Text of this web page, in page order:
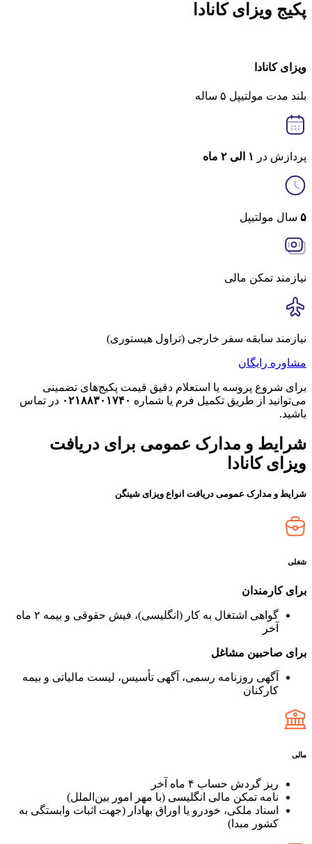
پکیج ویزای کانادا
ویزای کانادا
بلند مدت مولتیپل ۵ ساله
پردازش در ۱ الی ۲ ماه
۵ سال مولتیپل
نیازمند تمکن مالی
نیازمند سابقه سفر خارجی (تراول هیستوری)
مشاوره رایگان
برای شروع پروسه یا استعلام دقیق قیمت پکیج‌های تضمینی
می‌توانید از طریق تکمیل فرم یا شماره ۰۲۱۸۸۳۰۱۷۴۰ در تماس
باشید.
شرایط و مدارک عمومی برای دریافت
ویزای کانادا
شرایط و مدارک عمومی دریافت انواع ویزای شینگن
شغلی
برای کارمندان
گواهی اشتغال به کار (انگلیسی)، فیش حقوقی و بیمه ۲ ماه
آخر
برای صاحبین مشاغل
آگهی روزنامه رسمی، آگهی تأسیس، لیست مالیاتی و بیمه
کارکنان
مالی
ریز گردش حساب ۴ ماه آخر
نامه تمکن مالی انگلیسی (با مهر امور بین‌الملل)
اسناد ملکی، خودرو یا اوراق بهادار (جهت اثبات وابستگی به
کشور مبدا)